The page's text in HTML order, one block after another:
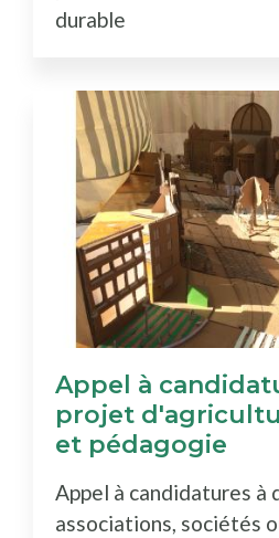
durable
Appel à
projet
et pédagogie
Appel à candidatures à
associations, sociétés